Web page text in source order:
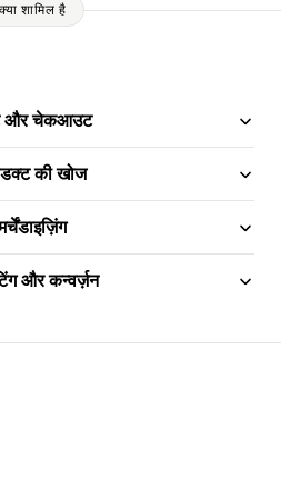
क्या शामिल है
और चेकआउट
की खोज
और कन्वर्ज़न